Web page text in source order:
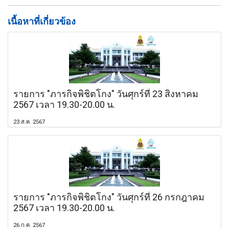
เนื้อหาที่เกี่ยวข้อง
รายการ "ภารกิจพิชิตโกง" วันศุกร์ที่ 23 สิงหาคม
2567 เวลา 19.30-20.00 น.
23 ส.ค. 2567
รายการ "ภารกิจพิชิตโกง" วันศุกร์ที่ 26 กรกฎาคม
2567 เวลา 19.30-20.00 น.
26 ก.ค. 2567